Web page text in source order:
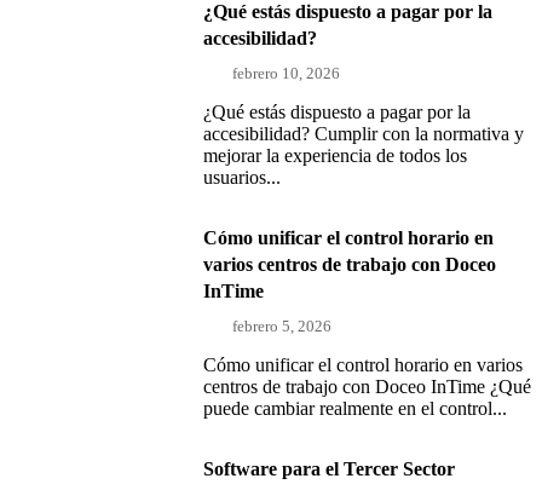
¿Qué estás dispuesto a pagar por la
accesibilidad?
febrero 10, 2026
¿Qué estás dispuesto a pagar por la
accesibilidad? Cumplir con la normativa y
mejorar la experiencia de todos los
usuarios...
Cómo unificar el control horario en
varios centros de trabajo con Doceo
InTime
febrero 5, 2026
Cómo unificar el control horario en varios
centros de trabajo con Doceo InTime ¿Qué
puede cambiar realmente en el control...
Software para el Tercer Sector